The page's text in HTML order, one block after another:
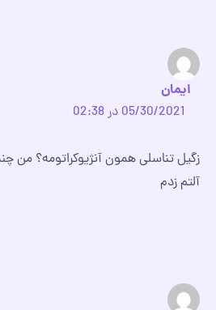
ایمان
05/30/2021 در 02:38
زگیل تناسلی همون آنژیوکراتومه؟ من
آلتم زدم